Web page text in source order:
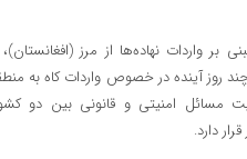
بر واردات نهاده‌ها از مرز (افغانستان)،
روز آینده در خصوص واردات کاه به
مسائل امنیتی و قانونی بین دو
دارد.